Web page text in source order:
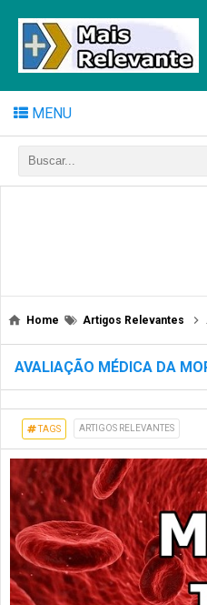
MENU
Home Artigos Relevantes
AVALIAÇÃO MÉDICA DA
TAGS ARTIGOS RELEVANTES